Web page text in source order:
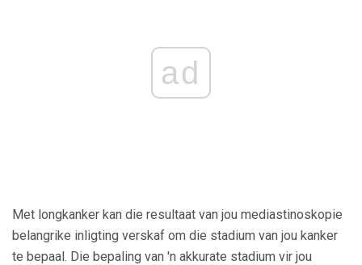
ad
Met longkanker kan die resultaat van jou mediastinoskopie
belangrike inligting verskaf om die stadium van jou kanker
te bepaal. Die bepaling van 'n akkurate stadium vir jou